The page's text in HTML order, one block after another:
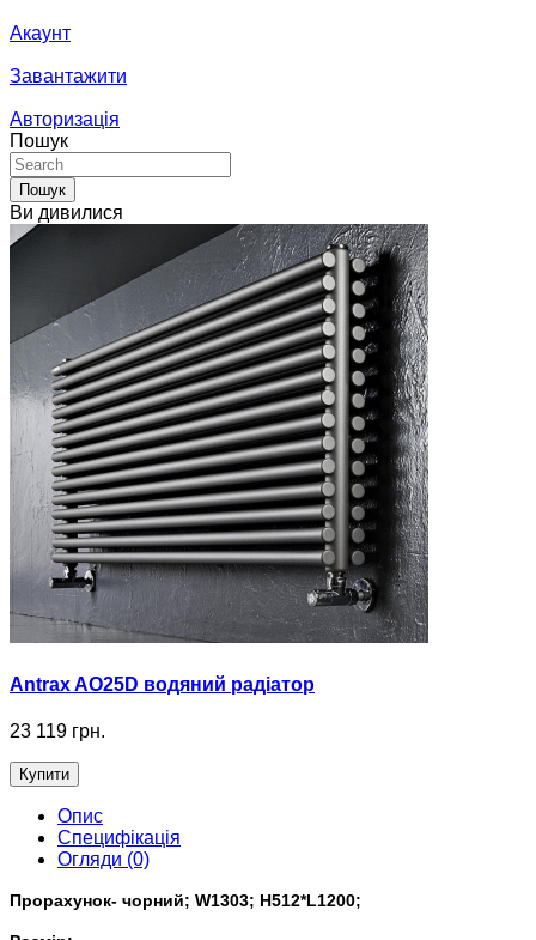
Акаунт
Завантажити
Авторизація
Пошук
Пошук
Ви дивилися
Antrax AO25D водяний радіатор
23 119 грн.
Купити
Опис
Специфікація
Огляди (0)
Прорахунок- чорний; W1303; H512*L1200;